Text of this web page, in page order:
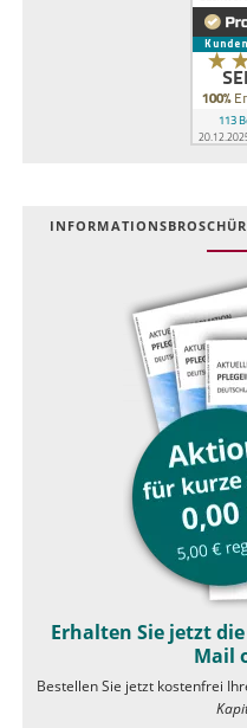
Erhalten Sie jetzt
Mail
Bestellen Sie jetzt kostenfrei